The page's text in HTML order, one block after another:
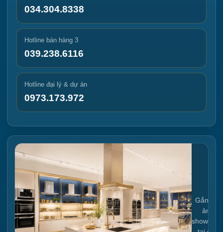
034.304.8338
Hotline bán hàng 3
039.238.6116
Hotline đại lý & dự án
0973.173.972
Gắn link
ảnh